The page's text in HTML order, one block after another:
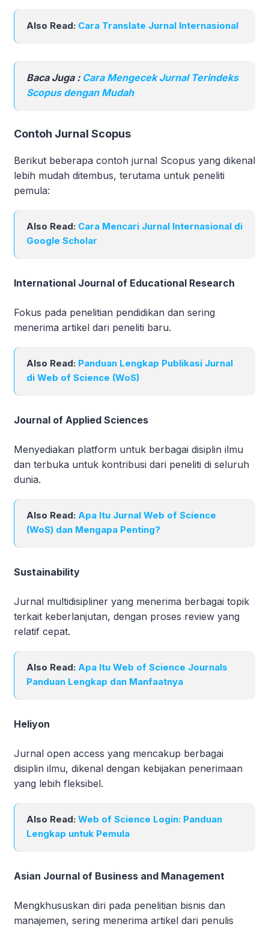
Also Read: Cara Translate Jurnal Internasional
Baca Juga : Cara Mengecek Jurnal Terindeks
Scopus dengan Mudah
Contoh Jurnal Scopus
Berikut beberapa contoh jurnal Scopus yang dikenal
lebih mudah ditembus, terutama untuk peneliti
pemula:
Also Read: Cara Mencari Jurnal Internasional di
Google Scholar
International Journal of Educational Research
Fokus pada penelitian pendidikan dan sering
menerima artikel dari peneliti baru.
Also Read: Panduan Lengkap Publikasi Jurnal
di Web of Science (WoS)
Journal of Applied Sciences
Menyediakan platform untuk berbagai disiplin ilmu
dan terbuka untuk kontribusi dari peneliti di seluruh
dunia.
Also Read: Apa Itu Jurnal Web of Science
(WoS) dan Mengapa Penting?
Sustainability
Jurnal multidisipliner yang menerima berbagai topik
terkait keberlanjutan, dengan proses review yang
relatif cepat.
Also Read: Apa Itu Web of Science Journals
Panduan Lengkap dan Manfaatnya
Heliyon
Jurnal open access yang mencakup berbagai
disiplin ilmu, dikenal dengan kebijakan penerimaan
yang lebih fleksibel.
Also Read: Web of Science Login: Panduan
Lengkap untuk Pemula
Asian Journal of Business and Management
Mengkhususkan diri pada penelitian bisnis dan
manajemen, sering menerima artikel dari penulis